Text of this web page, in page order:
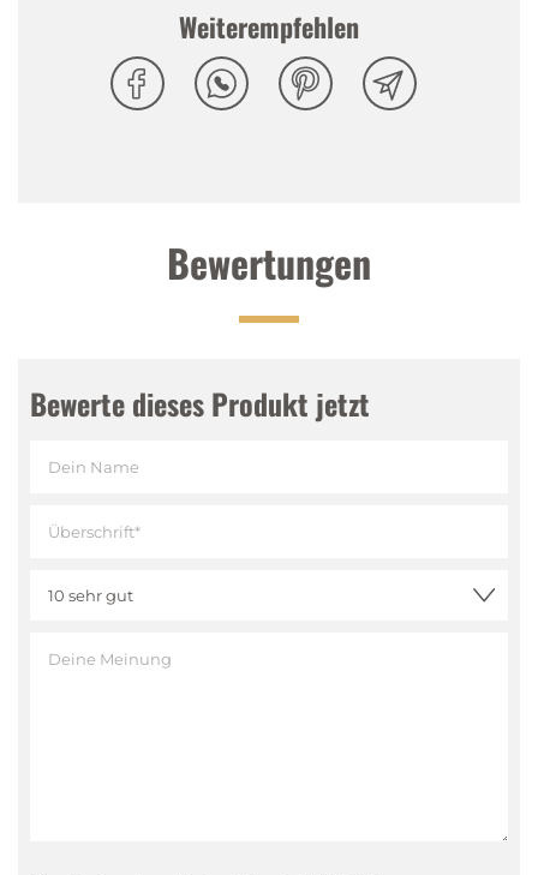
Weiterempfehlen
Bewertungen
Bewerte dieses Produkt jetzt